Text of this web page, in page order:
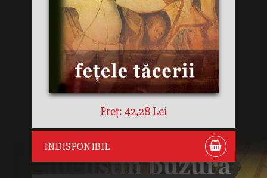
Preț: 42,28 Lei
INDISPONIBIL